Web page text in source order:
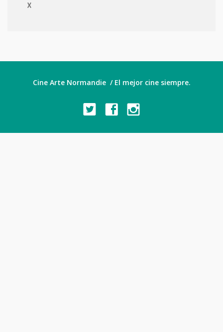
X
Cine Arte Normandie / El mejor cine siempre.